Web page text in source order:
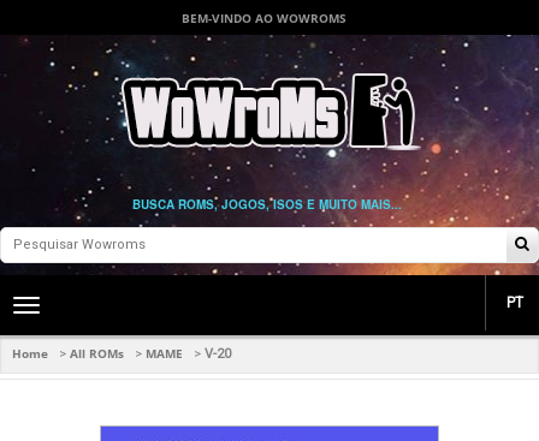
BEM-VINDO AO WOWROMS
BUSCA ROMS, JOGOS, ISOS E MUITO MAIS...
Toggle
navigation
PT
Home > All ROMs > MAME > V-20